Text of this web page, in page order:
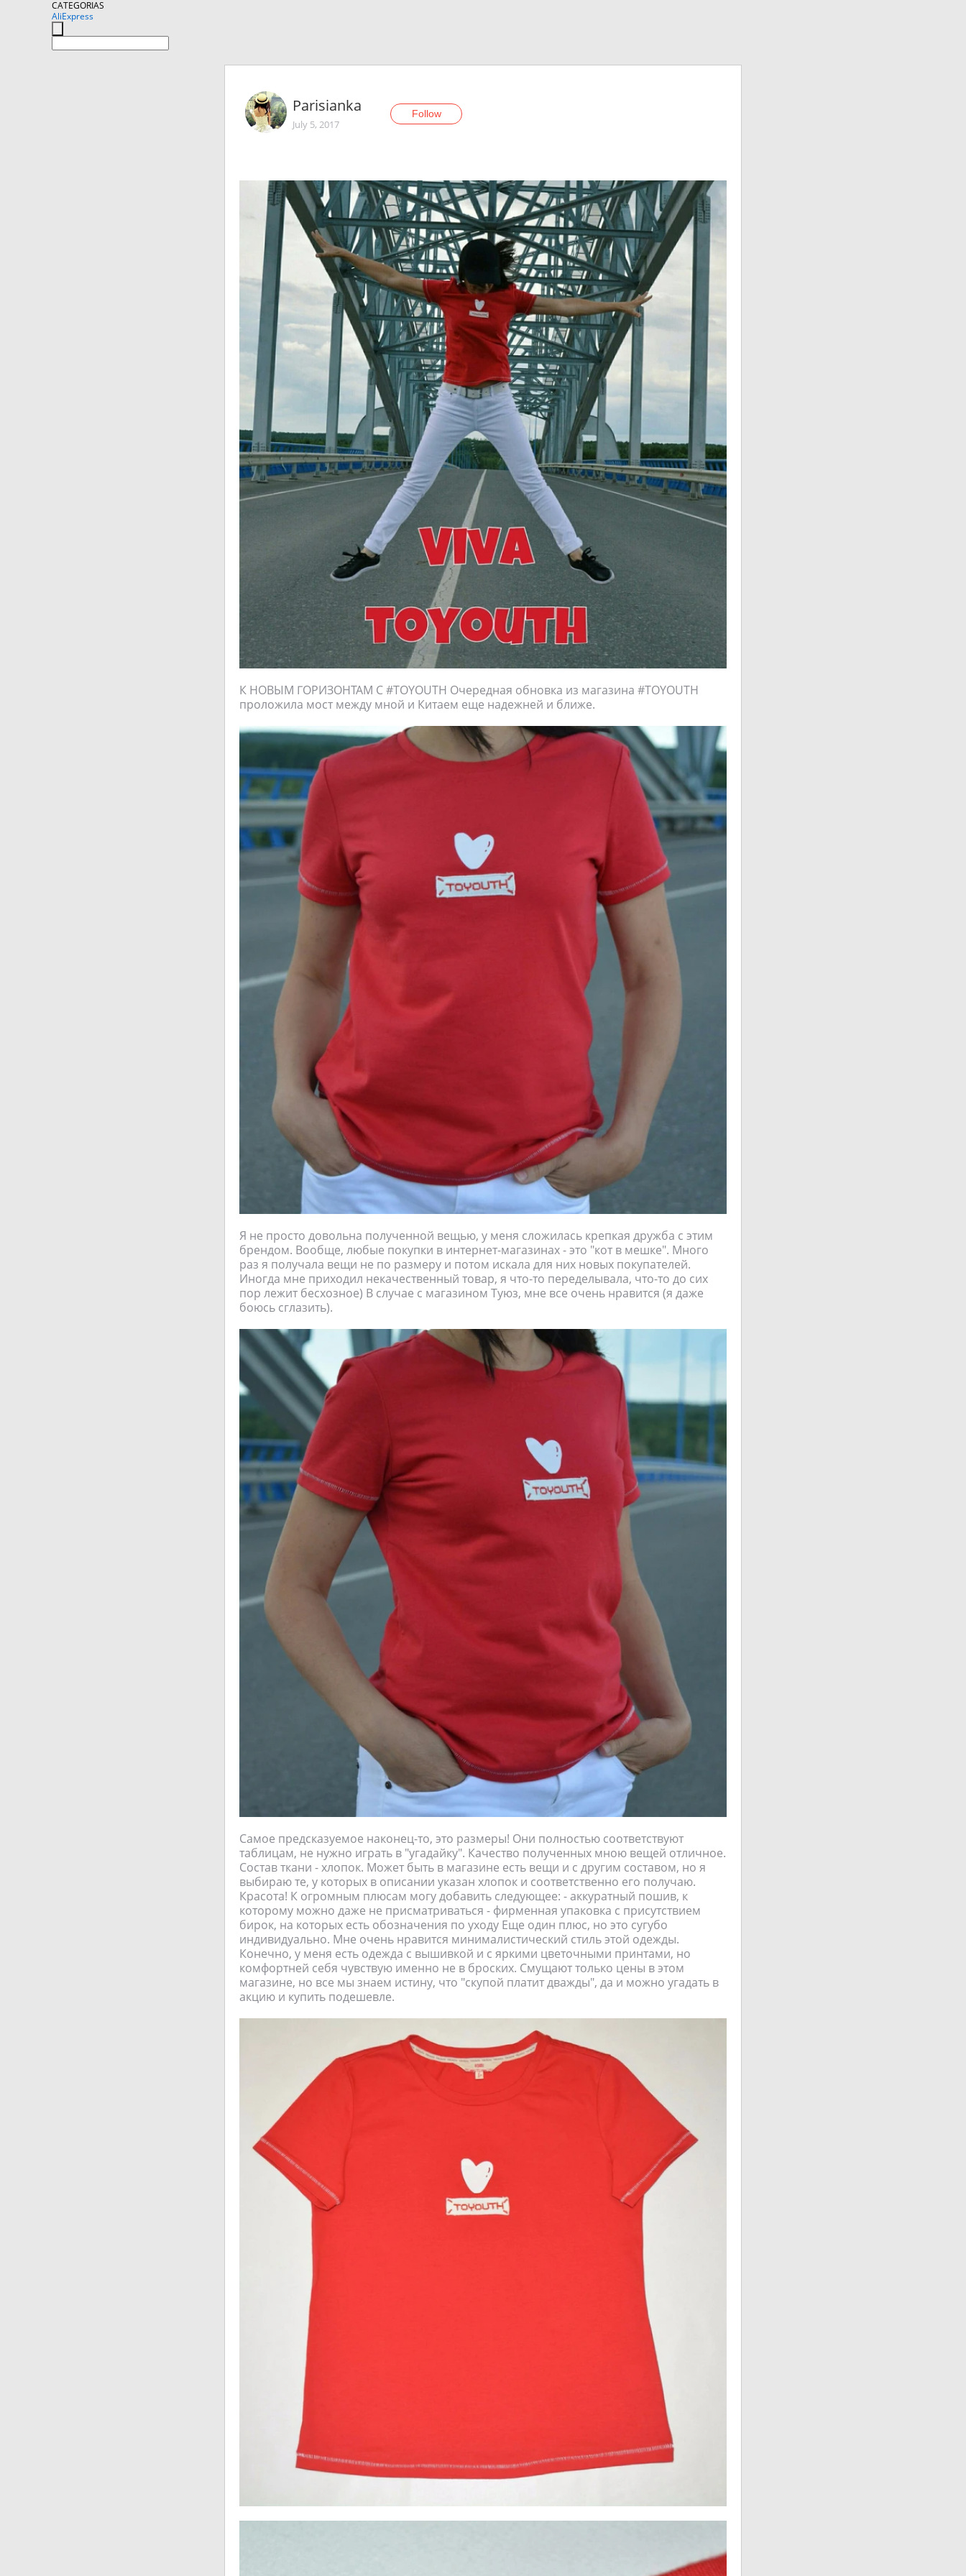
CATEGORIAS
AliExpress
Parisianka
July 5, 2017
Follow
К НОВЫМ ГОРИЗОНТАМ С #TOYOUTH Очередная обновка из магазина #TOYOUTH
проложила мост между мной и Китаем еще надежней и ближе.
Я не просто довольна полученной вещью, у меня сложилась крепкая дружба с этим
брендом. Вообще, любые покупки в интернет-магазинах - это "кот в мешке". Много
раз я получала вещи не по размеру и потом искала для них новых покупателей.
Иногда мне приходил некачественный товар, я что-то переделывала, что-то до сих
пор лежит бесхозное) В случае с магазином Туюз, мне все очень нравится (я даже
боюсь сглазить).
Самое предсказуемое наконец-то, это размеры! Они полностью соответствуют
таблицам, не нужно играть в "угадайку". Качество полученных мною вещей отличное.
Состав ткани - хлопок. Может быть в магазине есть вещи и с другим составом, но я
выбираю те, у которых в описании указан хлопок и соответственно его получаю.
Красота! К огромным плюсам могу добавить следующее: - аккуратный пошив, к
которому можно даже не присматриваться - фирменная упаковка с присутствием
бирок, на которых есть обозначения по уходу Еще один плюс, но это сугубо
индивидуально. Мне очень нравится минималистический стиль этой одежды.
Конечно, у меня есть одежда с вышивкой и с яркими цветочными принтами, но
комфортней себя чувствую именно не в броских. Смущают только цены в этом
магазине, но все мы знаем истину, что "скупой платит дважды", да и можно угадать в
акцию и купить подешевле.